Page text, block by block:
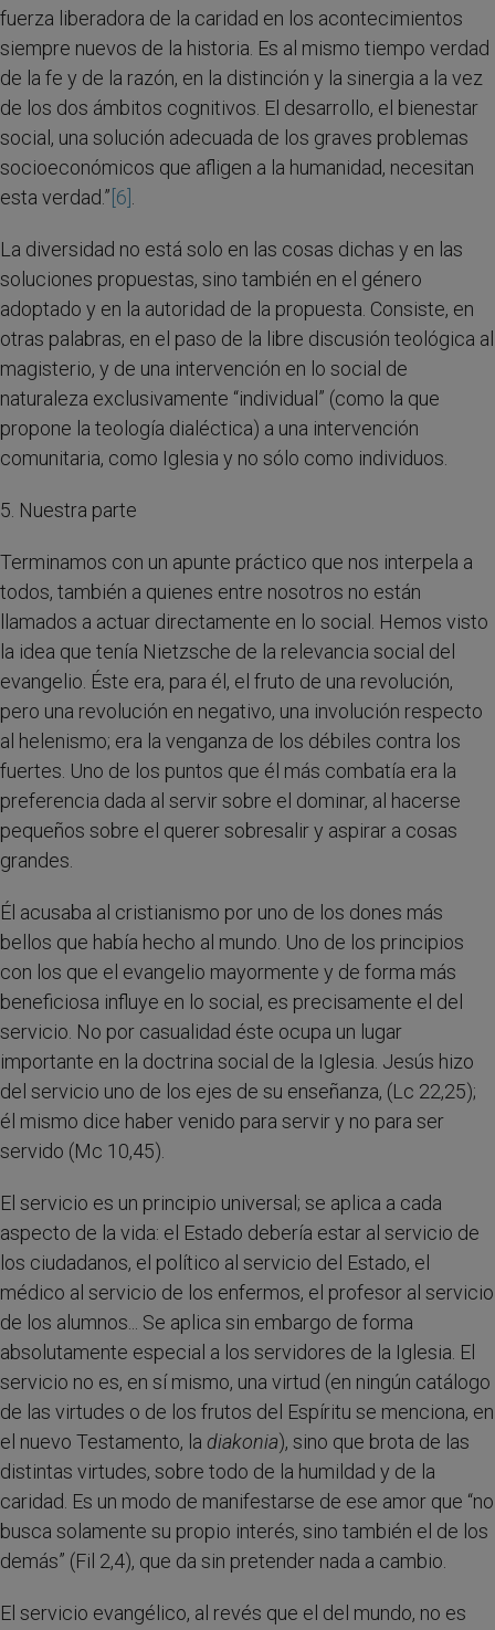
fuerza liberadora de la caridad en los acontecimientos
siempre nuevos de la historia. Es al mismo tiempo verdad
de la fe y de la razón, en la distinción y la sinergia a la vez
de los dos ámbitos cognitivos. El desarrollo, el bienestar
social, una solución adecuada de los graves problemas
socioeconómicos que afligen a la humanidad, necesitan
esta verdad.” [6]
La diversidad no está solo en las cosas dichas y en las
soluciones propuestas, sino también en el género
adoptado y en la autoridad de la propuesta. Consiste, en
otras palabras, en el paso de la libre discusión teológica al
magisterio, y de una intervención en lo social de
naturaleza exclusivamente “individual” (como la que
propone la teología dialéctica) a una intervención
comunitaria, como Iglesia y no sólo como individuos.
5. Nuestra parte
Terminamos con un apunte práctico que nos interpela a
todos, también a quienes entre nosotros no están
llamados a actuar directamente en lo social. Hemos visto
la idea que tenía Nietzsche de la relevancia social del
evangelio. Éste era, para él, el fruto de una revolución,
pero una revolución en negativo, una involución respecto
al helenismo; era la venganza de los débiles contra los
fuertes. Uno de los puntos que él más combatía era la
preferencia dada al servir sobre el dominar, al hacerse
pequeños sobre el querer sobresalir y aspirar a cosas
grandes.
Él acusaba al cristianismo por uno de los dones más
bellos que había hecho al mundo. Uno de los principios
con los que el evangelio mayormente y de forma más
beneficiosa influye en lo social, es precisamente el del
servicio. No por casualidad éste ocupa un lugar
importante en la doctrina social de la Iglesia. Jesús hizo
del servicio uno de los ejes de su enseñanza, (Lc 22,25);
él mismo dice haber venido para servir y no para ser
servido (Mc 10,45).
El servicio es un principio universal; se aplica a cada
aspecto de la vida: el Estado debería estar al servicio de
los ciudadanos, el político al servicio del Estado, el
médico al servicio de los enfermos, el profesor al servicio
de los alumnos... Se aplica sin embargo de forma
absolutamente especial a los servidores de la Iglesia. El
servicio no es, en sí mismo, una virtud (en ningún catálogo
de las virtudes o de los frutos del Espíritu se menciona, en
el nuevo Testamento, la diakonia), sino que brota de las
distintas virtudes, sobre todo de la humildad y de la
caridad. Es un modo de manifestarse de ese amor que “no
busca solamente su propio interés, sino también el de los
demás” (Fil 2,4), que da sin pretender nada a cambio.
El servicio evangélico, al revés que el del mundo, no es